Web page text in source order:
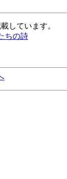
しています。
ちの詩